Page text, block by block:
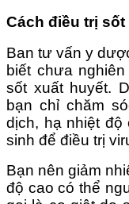
Cách điều trị
Ban tư vấn y
biết chưa
sốt xuất huyết.
bạn chỉ chăm
dịch, hạ nhiệt độ
sinh để điều trị
Bạn nên giảm
độ cao có thể